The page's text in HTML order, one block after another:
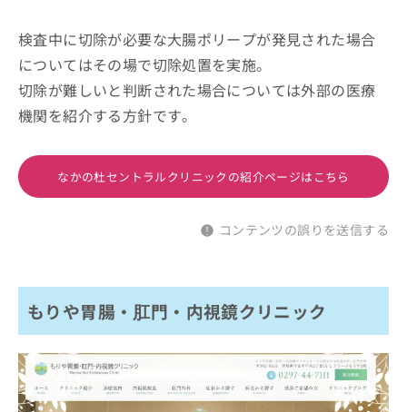
検査中に切除が必要な大腸ポリープが発見された場合
についてはその場で切除処置を実施。
切除が難しいと判断された場合については外部の医療
機関を紹介する方針です。
なかの杜セントラルクリニックの紹介ページはこちら
コンテンツの誤りを送信する
もりや胃腸・肛門・内視鏡クリニック